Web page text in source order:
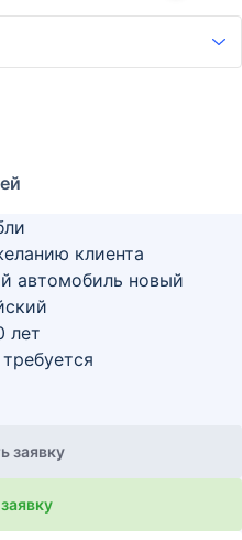
клиента
автомобиль новый
лет
заявку